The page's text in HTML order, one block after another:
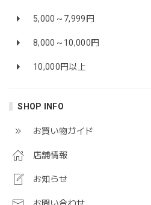
5,000～7,999円
8,000～10,000円
10,000円以上
SHOP INFO
お買い物ガイド
店舗情報
お知らせ